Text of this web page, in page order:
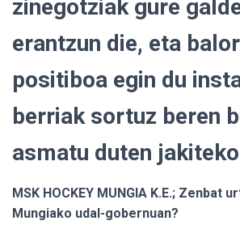
zinegotziak gure
erantzun die, eta
positiboa egin du
berriak sortuz beren
asmatu duten
MSK HOCKEY MUNGIA K.E.; Zenbat
Mungiako udal-gobernuan?